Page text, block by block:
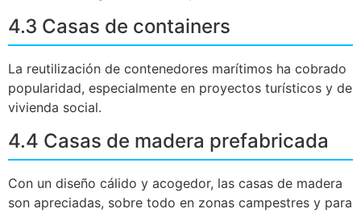
4.3 Casas de containers
La reutilización de contenedores marítimos ha cobrado
popularidad, especialmente en proyectos turísticos y de
vivienda social.
4.4 Casas de madera prefabricada
Con un diseño cálido y acogedor, las casas de madera
son apreciadas, sobre todo en zonas campestres y para